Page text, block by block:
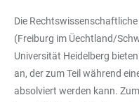
Die
(Freiburg im Üechtland/
Universität Heidelberg
an, der zum Teil während
absolviert werden kann.